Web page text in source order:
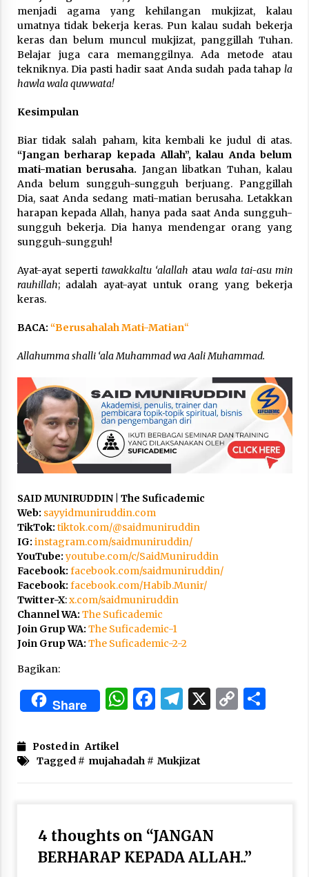
menjadi agama yang kehilangan mukjizat, kalau
umatnya tidak bekerja keras. Pun kalau sudah bekerja
keras dan belum muncul mukjizat, panggillah Tuhan.
Belajar juga cara memanggilnya. Ada metode atau
tekniknya. Dia pasti hadir saat Anda sudah pada tahap la
hawla wala quwwata!
Kesimpulan
Biar tidak salah paham, kita kembali ke judul di atas.
“Jangan berharap kepada Allah”, kalau Anda belum
mati-matian berusaha. Jangan libatkan Tuhan, kalau
Anda belum sungguh-sungguh berjuang. Panggillah
Dia, saat Anda sedang mati-matian berusaha. Letakkan
harapan kepada Allah, hanya pada saat Anda sungguh-
sungguh bekerja. Dia hanya mendengar orang yang
sungguh-sungguh!
Ayat-ayat seperti tawakkaltu ‘alallah atau wala tai-asu min
rauhillah; adalah ayat-ayat untuk orang yang bekerja
keras.
BACA: “Berusahalah Mati-Matian“
Allahumma shalli ‘ala Muhammad wa Aali Muhammad.
SAID MUNIRUDDIN | The Suficademic
Web: sayyidmuniruddin.com
TikTok: tiktok.com/@saidmuniruddin
IG: instagram.com/saidmuniruddin/
YouTube:youtube.com/c/SaidMuniruddin
Facebook: facebook.com/saidmuniruddin/
Facebook: facebook.com/Habib.Munir/
Twitter-X:x.com/saidmuniruddin
Channel WA: The Suficademic
Join Grup WA: The Suficademic-1
Join Grup WA: The Suficademic-2-2
Bagikan:
Share WhatsApp
Facebook
Telegram
X Copy
Posted in Artikel
Tagged # mujahadah# Mukjizat
4 thoughts on “JANGAN
BERHARAP KEPADA ALLAH..”